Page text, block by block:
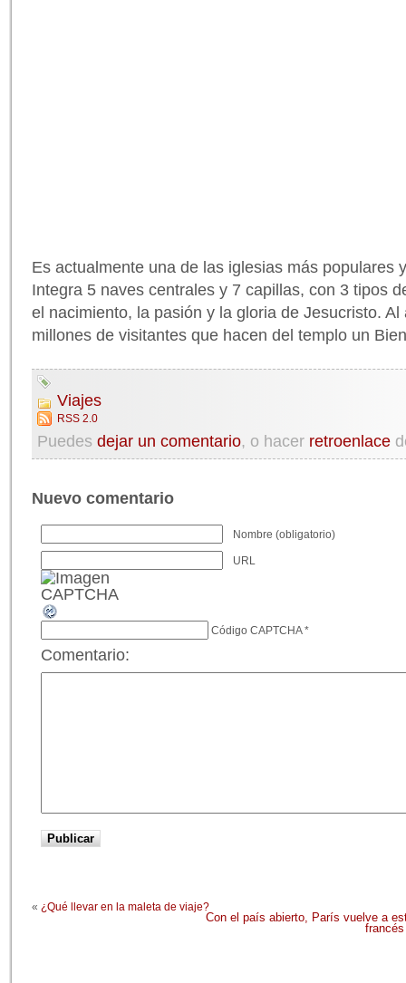
Es actualmente una de las iglesias más populares
Integra 5 naves centrales y 7 capillas, con 3 tipos
el nacimiento, la pasión y la gloria de Jesucristo.
millones de visitantes que hacen del templo un
Viajes
RSS 2.0
Puedes dejar un comentario, o hacer retroenlace
Nuevo comentario
Nombre (obligatorio)
URL
Código CAPTCHA*
Comentario:
« ¿Qué llevar en la maleta de viaje?
Con el país abierto, París vuelve a
francés